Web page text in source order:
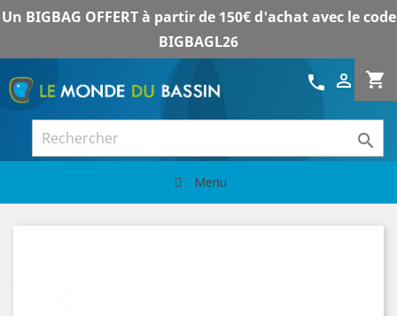
Un BIGBAG OFFERT à partir de 150€ d'achat avec le code
BIGBAGL26
shopping_cart

call

Menu